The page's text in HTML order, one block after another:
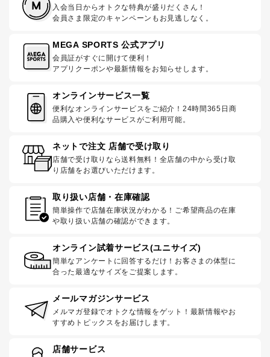
入会当日からオトクな特典が盛りだくさん！
会員さま限定のキャンペーンもお見逃しなく。
MEGA SPORTS 公式アプリ
会員証がすぐに開けて便利！
アプリクーポンや最新情報をお知らせします。
オンラインサービス一覧
便利なオンラインサービスをご紹介！24時間365日商
品購入や便利なサービスがご利用可能。
ネットで注文 店舗で受け取り
店舗で受け取りなら送料無料！全店舗の中から受け取
り店舗をお選びいただけます。
取り扱い店舗・在庫確認
簡単操作で店舗在庫状況がわかる！ご希望商品の在庫
や取り扱い店舗の確認ができます。
オンライン試着サービス(ユニサイズ)
簡単なアンケートに回答するだけ！お客さまの体型に
合った最適なサイズをご提案します。
メールマガジンサービス
メルマガ登録でオトクな情報をゲット！最新情報やお
すすめトピックスをお届けします。
店舗サービス